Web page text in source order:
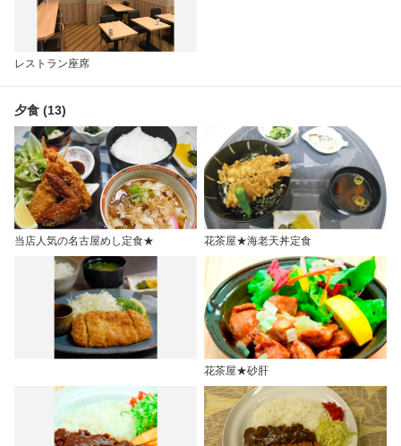
レストラン座席
夕食 (13)
当店人気の名古屋めし定食★ 花茶屋★海老天丼定食
花茶屋★砂肝